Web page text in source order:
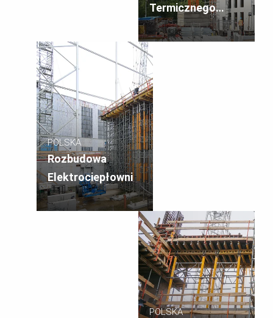
Termicznego
Przekształcania
Odpadów
Komunalnych
POLSKA
Rozbudowa
Elektrociepłowni
POLSKA